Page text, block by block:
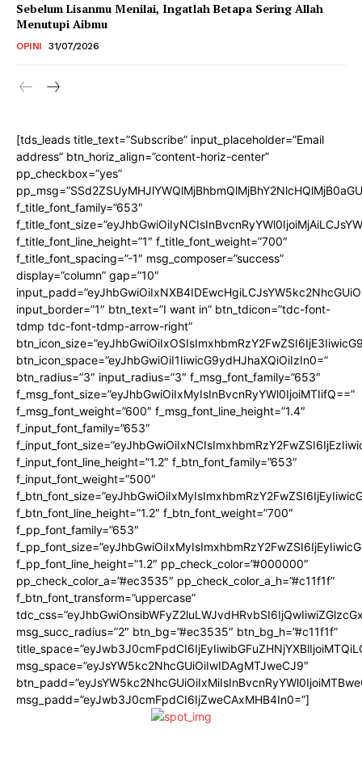
Sebelum Lisanmu Menilai, Ingatlah Betapa Sering Allah
Menutupi Aibmu
OPINI 31/07/2026
[tds_leads title_text=”Subscribe” input_placeholder=”Email
address” btn_horiz_align=”content-horiz-center”
pp_checkbox=”yes”
f_title_font_family=”653″
f_title_font_line_height=”1″ f_title_font_weight=”700″
f_title_font_spacing=”-1″ msg_composer=”success”
display=”column” gap=”10″
input_border=”1″ btn_text=”I want in” btn_tdicon=”tdc-font-
tdmp tdc-font-tdmp-arrow-right”
btn_icon_space=”eyJhbGwiOiI1IiwicG9ydHJhaXQiOiIzIn0=”
btn_radius=”3″ input_radius=”3″ f_msg_font_family=”653″
f_msg_font_size=”eyJhbGwiOiIxMyIsInBvcnRyYWl0IjoiMTIifQ==”
f_msg_font_weight=”600″ f_msg_font_line_height=”1.4″
f_input_font_family=”653″
f_input_font_line_height=”1.2″ f_btn_font_family=”653″
f_input_font_weight=”500″
f_btn_font_line_height=”1.2″ f_btn_font_weight=”700″
f_pp_font_family=”653″
f_pp_font_line_height=”1.2″ pp_check_color=”#000000″
pp_check_color_a=”#ec3535″ pp_check_color_a_h=”#c11f1f”
f_btn_font_transform=”uppercase”
msg_succ_radius=”2″ btn_bg=”#ec3535″ btn_bg_h=”#c11f1f”
msg_space=”eyJsYW5kc2NhcGUiOiIwIDAgMTJweCJ9″
msg_padd=”eyJwb3J0cmFpdCI6IjZweCAxMHB4In0=”]